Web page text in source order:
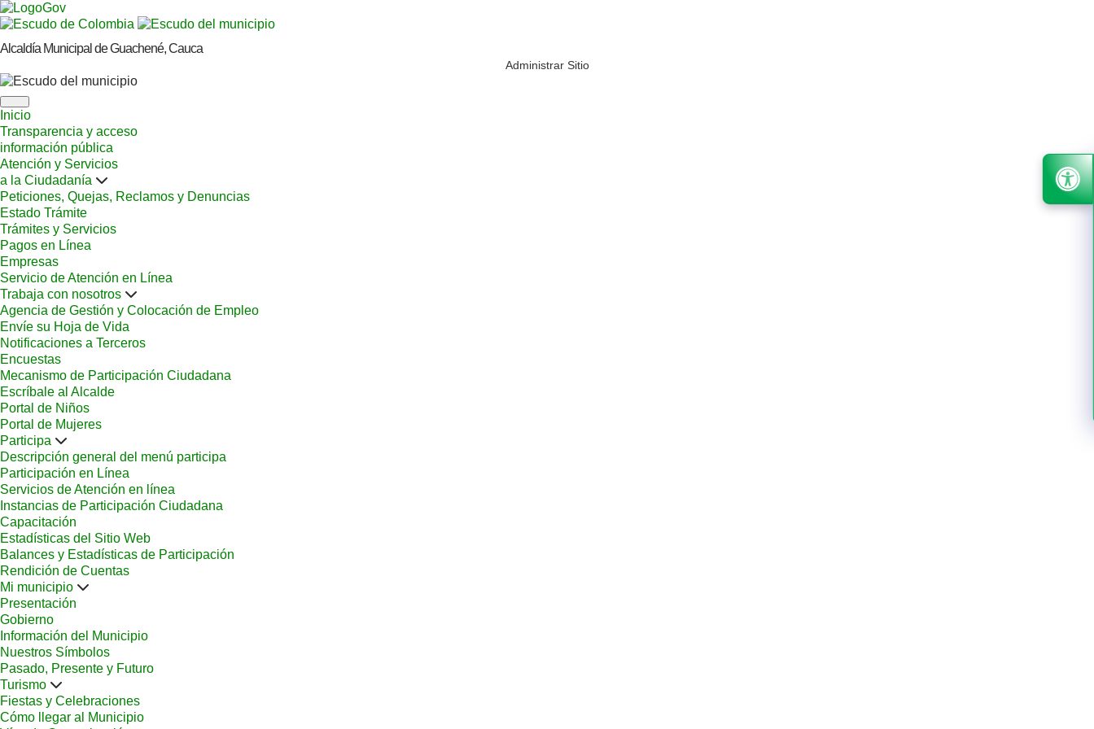
Alcaldía Municipal de Guachené, Cauca
Administrar Sitio
Inicio
Transparencia y acceso
información pública
Atención y Servicios
a la Ciudadanía
Peticiones, Quejas, Reclamos y Denuncias
Estado Trámite
Trámites y Servicios
Pagos en Línea
Empresas
Servicio de Atención en Línea
Trabaja con nosotros
Agencia de Gestión y Colocación de Empleo
Envíe su Hoja de Vida
Notificaciones a Terceros
Encuestas
Mecanismo de Participación Ciudadana
Escríbale al Alcalde
Portal de Niños
Portal de Mujeres
Participa
Descripción general del menú participa
Participación en Línea
Servicios de Atención en línea
Instancias de Participación Ciudadana
Capacitación
Estadísticas del Sitio Web
Balances y Estadísticas de Participación
Rendición de Cuentas
Mi municipio
Presentación
Gobierno
Información del Municipio
Nuestros Símbolos
Pasado, Presente y Futuro
Turismo
Fiestas y Celebraciones
Cómo llegar al Municipio